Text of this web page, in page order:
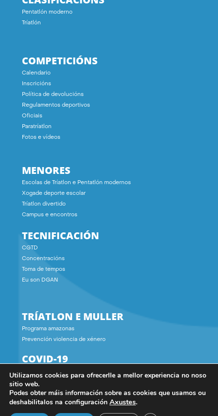
Pentatlón moderno
Tríatlón
COMPETICIÓNS
Calendario
Inscricións
Política de devolucións
Regulamentos deportivos
Oficiais
Paratríatlon
Fotos e vídeos
MENORES
Escolas de Tríatlon e Pentatlón modernos
Xogade deporte escolar
Tríatlon divertido
Campus e encontros
TECNIFICACIÓN
CGTD
Concentracións
Toma de tempos
Eu son DGAN
TRÍATLON E MULLER
Programa amazonas
Prevención violencia de xénero
COVID-19
CONTACTO
Utilizamos cookies para ofrecerlle a mellor experiencia no noso
sitio web.
Podes obter máis información sobre as cookies que usamos ou
deshabilitalos na configuración Axustes.